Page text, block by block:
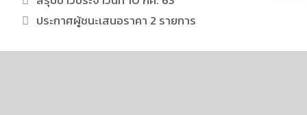
ประกาศผู้ชนะเสนอราคา 2 รายการ